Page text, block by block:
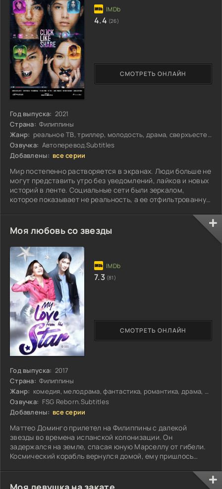
Год выпуска: 2021
Страна: Филиппины
Жанр: реальное ТВ, триллер, молодость, драма, сверхъестественное
Озвучка: Автоперевод.Subtitles
Добавлены: все серии
Мир постепенно растворяется в экранах. Люди больше не
могут представить утро без уведомлений, лайков и новых
историй в ленте. Социальные сети были зеркалом,
которое показывает не реальность, а ее отфильтрованную
СМОТРЕТЬ ОНЛАЙН
4.4 (26)
Моя любовь со звезды
Год выпуска: 2017
Страна: Филиппины
Жанр: комедия, мелодрама, фантастика, романтика, драма, Sci-Fi
Озвучка: FSG Reborn.Subtitles
Добавлены: все серии
Маттео Доминго прилетел на Филиппины с далекой
звезды во времена испанской колонизации. Он
задержался на земле, спасая юную Марселлу от гибели.
Космический корабль вернулся домой, ему пришлось
СМОТРЕТЬ ОНЛАЙН
7.3 (81)